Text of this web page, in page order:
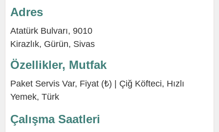
Adres
Atatürk Bulvarı, 9010
Kirazlık, Gürün, Sivas
Özellikler, Mutfak
Paket Servis Var, Fiyat (₺) | Çiğ Köfteci, Hızlı
Yemek, Türk
Çalışma Saatleri